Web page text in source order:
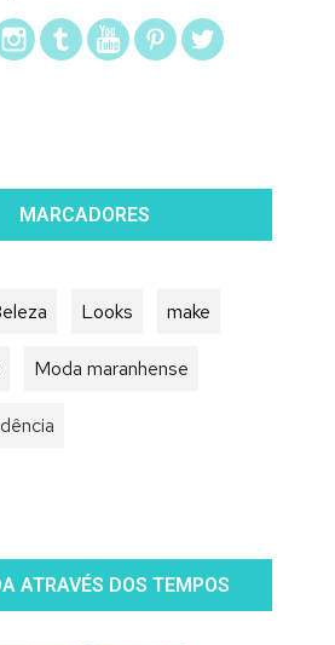
MARCADORES
Looks make
Moda maranhense
ATRAVÉS DOS TEMPOS